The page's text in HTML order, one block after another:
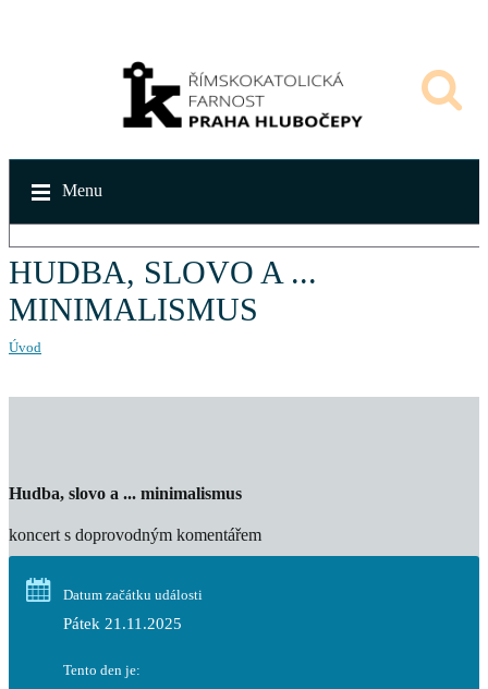
Menu
HUDBA, SLOVO A ...
MINIMALISMUS
Úvod
Hudba, slovo a ... minimalismus
koncert s doprovodným komentářem
Datum začátku události
Pátek 21.11.2025
Tento den je: